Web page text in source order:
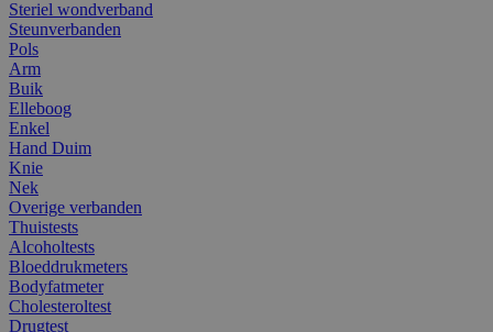
Steriel wondverband
Steunverbanden
Pols
Arm
Buik
Elleboog
Enkel
Hand Duim
Knie
Nek
Overige verbanden
Thuistests
Alcoholtests
Bloeddrukmeters
Bodyfatmeter
Cholesteroltest
Drugtest